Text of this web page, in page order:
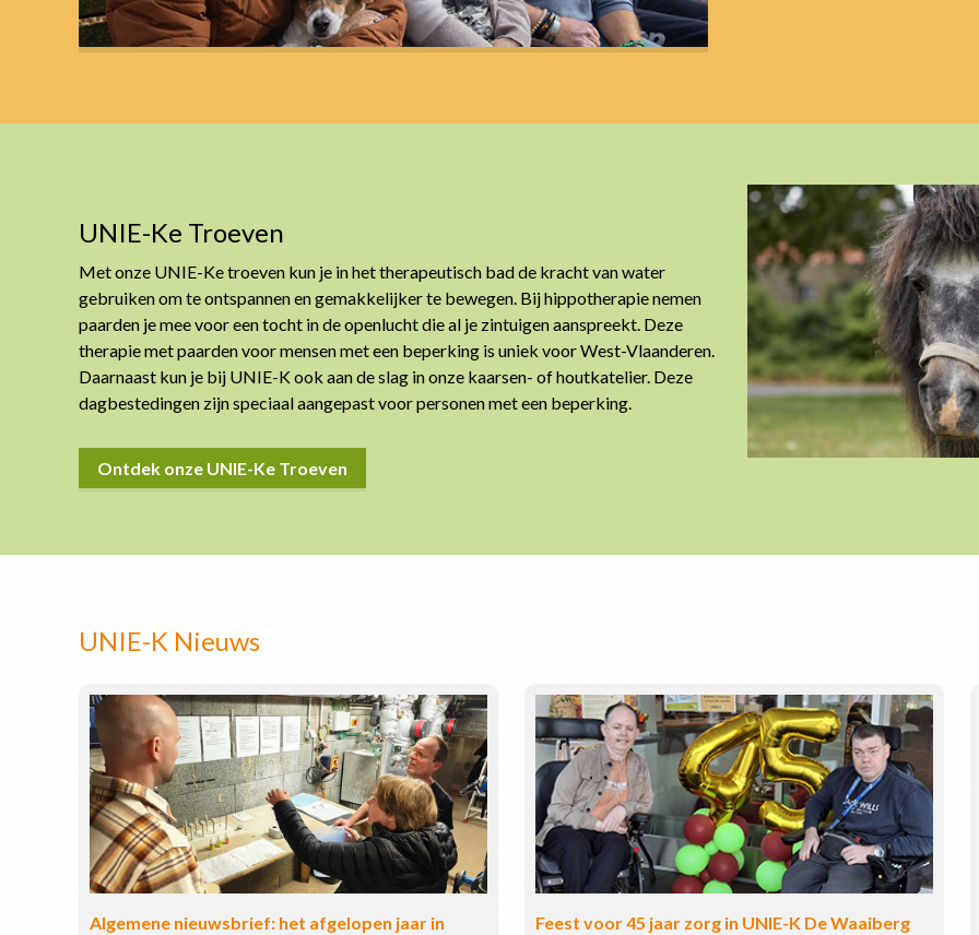
UNIE-Ke Troeven
Met onze UNIE-Ke troeven kun je in het therapeutisch bad de kracht van water
gebruiken om te ontspannen en gemakkelijker te bewegen. Bij hippotherapie nemen
paarden je mee voor een tocht in de openlucht die al je zintuigen aanspreekt. Deze
therapie met paarden voor mensen met een beperking is uniek voor West-Vlaanderen.
Daarnaast kun je bij UNIE-K ook aan de slag in onze kaarsen- of houtkatelier. Deze
dagbestedingen zijn speciaal aangepast voor personen met een beperking.
Ontdek onze UNIE-Ke Troeven
UNIE-K Nieuws
Algemene nieuwsbrief: het afgelopen jaar in Feest voor 45 jaar zorg in UNIE-K De Waaiberg